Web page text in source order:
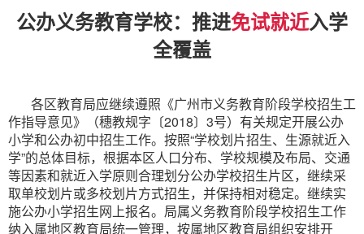
公办义务教育学校：推进免试就近入学
全覆盖
各区教育局应继续遵照《广州市义务教育阶段学校招生工
作指导意见》（穗教规字〔2018〕3号）有关规定开展公办
小学和公办初中招生工作。按照“学校划片招生、生源就近入
学”的总体目标，根据本区人口分布、学校规模及布局、交通
等因素和就近入学原则合理划分公办学校招生片区，继续采
取单校划片或多校划片方式招生，并保持相对稳定。继续实
施公办小学招生网上报名。局属义务教育阶段学校招生工作
纳入属地区教育局统一管理，按属地区教育局组织安排开